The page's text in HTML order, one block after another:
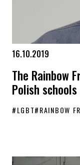
16.10.2019
The Rainbow
Polish schools
#LGBT#RAINBOW